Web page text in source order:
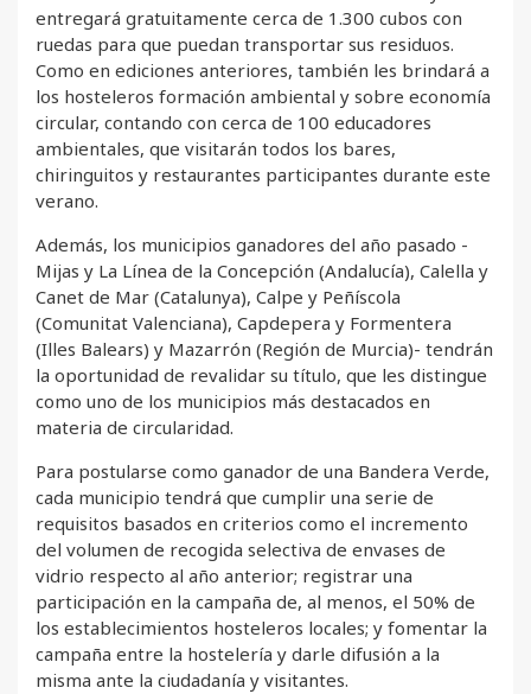
entregará gratuitamente cerca de 1.300 cubos con
ruedas para que puedan transportar sus residuos.
Como en ediciones anteriores, también les brindará a
los hosteleros formación ambiental y sobre economía
circular, contando con cerca de 100 educadores
ambientales, que visitarán todos los bares,
chiringuitos y restaurantes participantes durante este
verano.
Además, los municipios ganadores del año pasado -
Mijas y La Línea de la Concepción (Andalucía), Calella y
Canet de Mar (Catalunya), Calpe y Peñíscola
(Comunitat Valenciana), Capdepera y Formentera
(Illes Balears) y Mazarrón (Región de Murcia)- tendrán
la oportunidad de revalidar su título, que les distingue
como uno de los municipios más destacados en
materia de circularidad.
Para postularse como ganador de una Bandera Verde,
cada municipio tendrá que cumplir una serie de
requisitos basados en criterios como el incremento
del volumen de recogida selectiva de envases de
vidrio respecto al año anterior; registrar una
participación en la campaña de, al menos, el 50% de
los establecimientos hosteleros locales; y fomentar la
campaña entre la hostelería y darle difusión a la
misma ante la ciudadanía y visitantes.